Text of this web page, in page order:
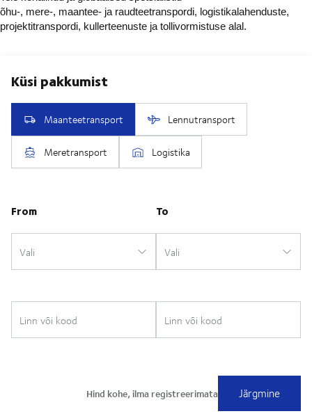
õhu-, mere-, maantee- ja raudteetranspordi, logistikalahenduste,
projektitranspordi, kullerteenuste ja tollivormistuse alal.